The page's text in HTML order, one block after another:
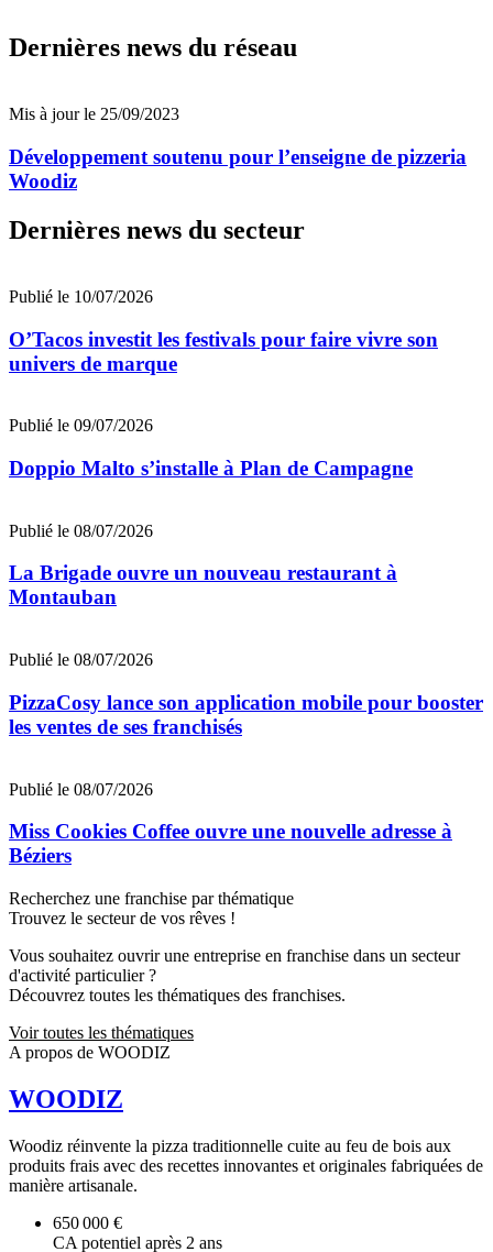
Dernières news du réseau
Mis à jour le 25/09/2023
Développement soutenu pour l’enseigne de pizzeria
Woodiz
Dernières news du secteur
Publié le 10/07/2026
O’Tacos investit les festivals pour faire vivre son
univers de marque
Publié le 09/07/2026
Doppio Malto s’installe à Plan de Campagne
Publié le 08/07/2026
La Brigade ouvre un nouveau restaurant à
Montauban
Publié le 08/07/2026
PizzaCosy lance son application mobile pour booster
les ventes de ses franchisés
Publié le 08/07/2026
Miss Cookies Coffee ouvre une nouvelle adresse à
Béziers
Recherchez une franchise par thématique
Trouvez le secteur de vos rêves !
Vous souhaitez ouvrir une entreprise en franchise dans un secteur
d'activité particulier ?
Découvrez toutes les thématiques des franchises.
Voir toutes les thématiques
A propos de WOODIZ
WOODIZ
Woodiz réinvente la pizza traditionnelle cuite au feu de bois aux
produits frais avec des recettes innovantes et originales fabriquées de
manière artisanale.
650 000 €
CA potentiel après 2 ans